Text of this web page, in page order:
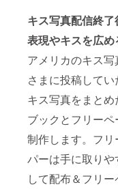
キス写真配信終
表現やキスを広め
アメリカのキス写
さまに投稿してい
キス写真をまとめ
ブックとフリーペ
制作します。フリ
パーは手に取りや
して配布＆フリ